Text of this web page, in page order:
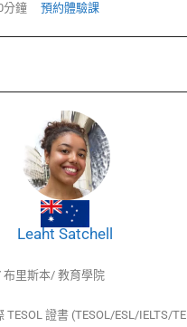
分鐘 預約體驗課
Leaht Satchell
布里斯本/ 教育學院
證書 (TESOL/ESL/IELTS/